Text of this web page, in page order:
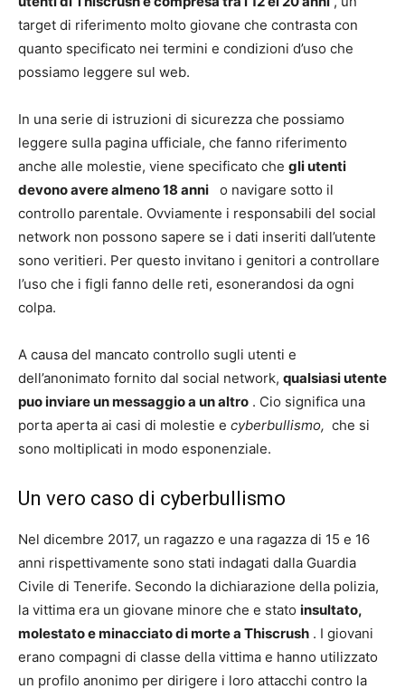
target di riferimento molto giovane che contrasta con
quanto specificato nei termini e condizioni d’uso che
possiamo leggere sul web.
In una serie di istruzioni di sicurezza che possiamo
leggere sulla pagina ufficiale, che fanno riferimento
anche alle molestie, viene specificato che gli utenti
devono avere almeno 18 anni o navigare sotto il
controllo parentale. Ovviamente i responsabili del social
network non possono sapere se i dati inseriti dall’utente
sono veritieri. Per questo invitano i genitori a controllare
l’uso che i figli fanno delle reti, esonerandosi da ogni
colpa.
A causa del mancato controllo sugli utenti e
dell’anonimato fornito dal social network, qualsiasi utente
puo inviare un messaggio a un altro . Cio significa una
porta aperta ai casi di molestie e cyberbullismo, che si
sono moltiplicati in modo esponenziale.
Un vero caso di cyberbullismo
Nel dicembre 2017, un ragazzo e una ragazza di 15 e 16
anni rispettivamente sono stati indagati dalla Guardia
Civile di Tenerife. Secondo la dichiarazione della polizia,
la vittima era un giovane minore che e stato insultato,
molestato e minacciato di morte a Thiscrush . I giovani
erano compagni di classe della vittima e hanno utilizzato
un profilo anonimo per dirigere i loro attacchi contro la